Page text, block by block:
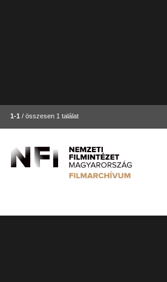
1-1 / összesen 1 találat